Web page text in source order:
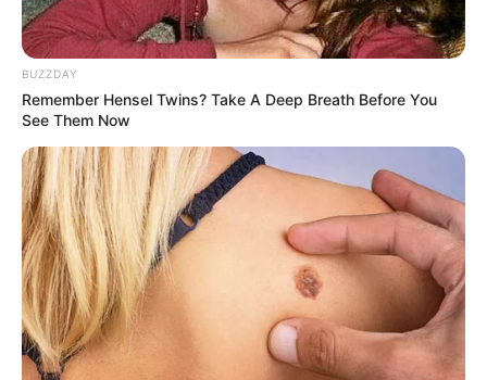
BUZZDAY
Remember Hensel Twins? Take A Deep Breath Before You
See Them Now